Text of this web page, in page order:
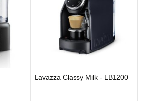
GÖNDERİ
Lavazza Classy Milk - LB1200